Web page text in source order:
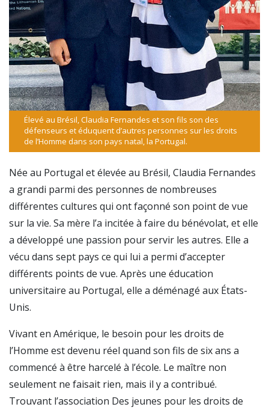
Élevé au Brésil, Claudia Fernandes et son fils son des
défenseurs et éduquent d’autres personnes sur les droits
de l’Homme dans son pays natal, la Portugal.
Née au Portugal et élevée au Brésil, Claudia Fernandes
a grandi parmi des personnes de nombreuses
différentes cultures qui ont façonné son point de vue
sur la vie. Sa mère l’a incitée à faire du bénévolat, et elle
a développé une passion pour servir les autres. Elle a
vécu dans sept pays ce qui lui a permi d’accepter
différents points de vue. Après une éducation
universitaire au Portugal, elle a déménagé aux États-
Unis.
Vivant en Amérique, le besoin pour les droits de
l’Homme est devenu réel quand son fils de six ans a
commencé à être harcelé à l’école. Le maître non
seulement ne faisait rien, mais il y a contribué.
Trouvant l’association Des jeunes pour les droits de